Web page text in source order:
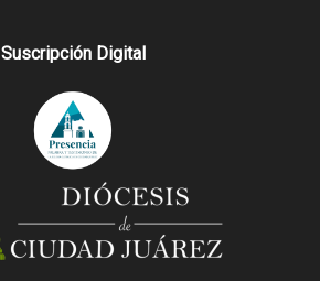
Suscripción Digital